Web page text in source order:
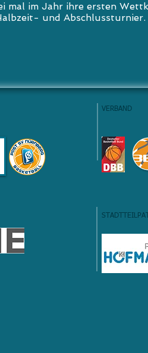
mal im Jahr ihre ersten
und Abschlussturnier.
VERBAND